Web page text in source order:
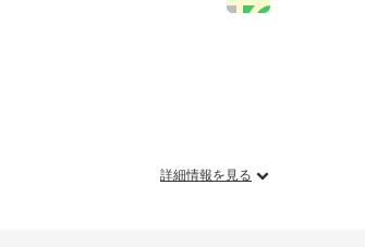
詳細情報を見る